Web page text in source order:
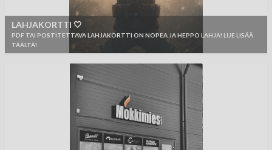
LAHJAKORTTI 🤍
PDF TAI POSTITETTAVA LAHJAKORTTI ON NOPEA JA HEPPO LAHJA! LUE LISÄÄ
TÄÄLTÄ!